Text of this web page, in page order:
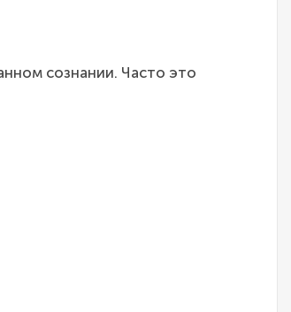
сознании. Часто это